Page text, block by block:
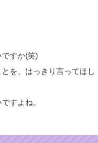
すか(笑)
を、はっきり言ってほし
すよね。